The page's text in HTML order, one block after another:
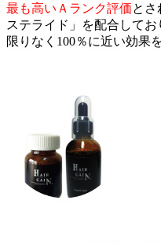
最も高いＡランク評価とさ
ステライド」を配合してお
限りなく100％に近い効果